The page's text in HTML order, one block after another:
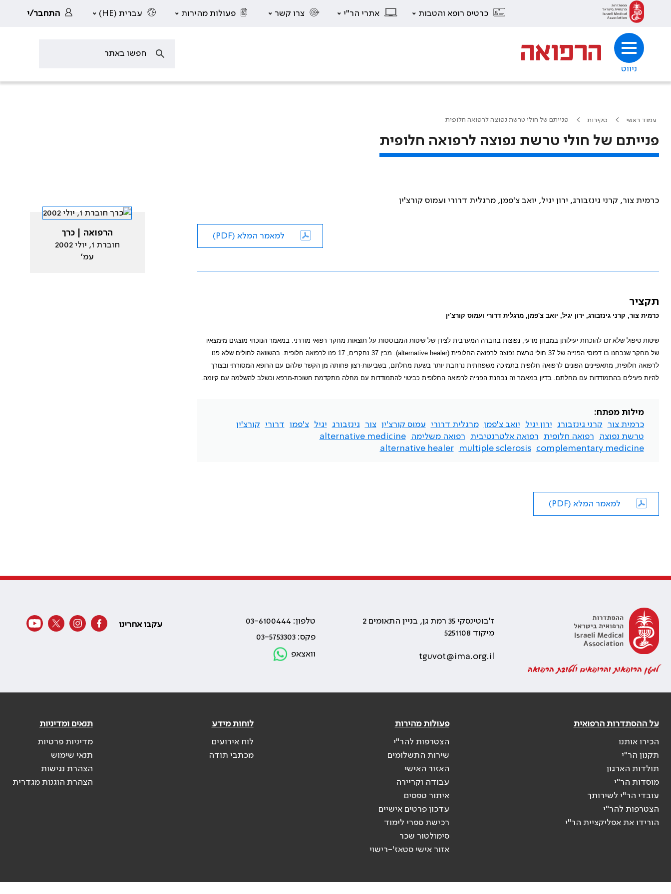
כרטיס רופא והטבות אתרי הר"י צרו קשר פעולות מהירות עברית (HE) התחבר/י
ניווט
עמוד ראשי סקירות פנייתם של חולי טרשת נפוצה לרפואה חלופית
פנייתם של חולי טרשת נפוצה לרפואה חלופית
כרמית צור, קרני גינזבורג, ירון יגיל, יואב צ'פמן, מרגלית דרורי ועמוס קורצ'ין
למאמר המלא (PDF)
תקציר
כרמית צור, קרני גינזבורג, ירון יגיל, יואב צ'פמן, מרגלית דרורי ועמוס קורצ'ין
שיטות טיפול שלא זכו להוכחת יעילותן במבחן מדעי, נפוצות בחברה המערבית לצידן של שיטות המבוססות על תוצאות מחקר רפואי מודרני. במאמר הנוכחי מוצגים מימצאיו
של מחקר שנבחנו בו דפוסי הפנייה של 37 חולי טרשת נפוצה לרפואה החלופית (
alternative healer
). מבין 37 נחקרים, 17 פנו לרפואה חלופית. בהשוואה לחולים שלא פנו
לרפואה חלופית, מתאפיינים הפונים לרפואה חלופית בתמיכה משפחתית נרחבת יותר בשעת מחלתם, בשביעות-רצון פחותה מן הקשר שלהם עם הרופא המסורתי ובצורך
להיות פעילים בהתמודדות עם מחלתם. בדיון במאמר זה נבחנת הפנייה לרפואה החלופית כביטוי להתמודדות עם מחלה מתקדמת חשוכת-מרפא וכשלב להשלמה עם קיומה.
מילות מפתח:
כרמית צור
קרני גינזבורג ירון יגיל יואב צ'פמן מרגלית דרורי עמוס קורצ'ין צור גינזבורג יגיל צ'פמן דרורי
קורצ'ין
טרשת נפוצה
רפואה חלופית רפואה אלטרנטיבית רפואה משלימה
alternative medicine
complementary medicine
multiple sclerosis
alternative healer
למאמר המלא (PDF)
הרפואה | כרך
חוברת 1, יולי 2002
עמ׳
למען הרופאות והרופאים ולטובת הרפואה
ז'בוטינסקי 35 רמת גן, בניין התאומים 2
מיקוד 5251108
tguvot@ima.org.il
טלפון: 03-6100444
פקס: 03-5753303
וואצאפ
עקבו אחרינו
על ההסתדרות הרפואית
הכירו אותנו
תקנון הר"י
תולדות הארגון
מוסדות הר"י
עובדי הר"י לשירותך
הצטרפות להר"י
הורידו את אפליקציית הר"י
פעולות מהירות
הצטרפות להר"י
שירות התשלומים
האזור האישי
עבודה וקריירה
איתור טפסים
עדכון פרטים אישיים
רכישת ספרי לימוד
סימולטור שכר
אזור אישי סטאז'-רישוי
לוחות מידע
לוח אירועים
מכתבי תודה
תנאים ומדיניות
מדיניות פרטיות
תנאי שימוש
הצהרת נגישות
הצהרת הוגנות מגדרית